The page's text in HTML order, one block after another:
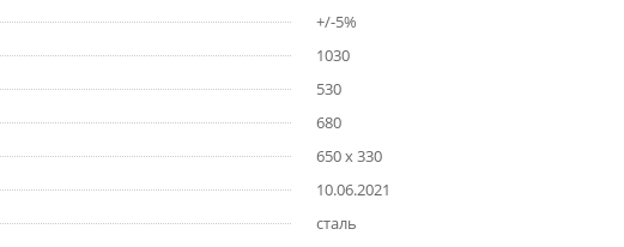
+/-5%
1030
530
680
650 х 330
10.06.2021
сталь